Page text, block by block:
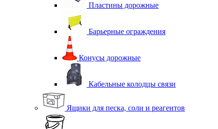
Пластины дорожные
Барьерные ограждения
Конусы дорожные
Кабельные колодцы связи
Ящики для песка, соли и реагентов